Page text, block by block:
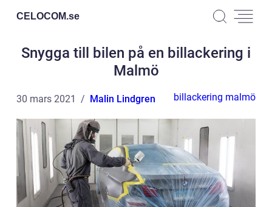
CELOCOM.se
Snygga till bilen på en billackering i
Malmö
30 mars 2021 Malin Lindgren billackering malmö